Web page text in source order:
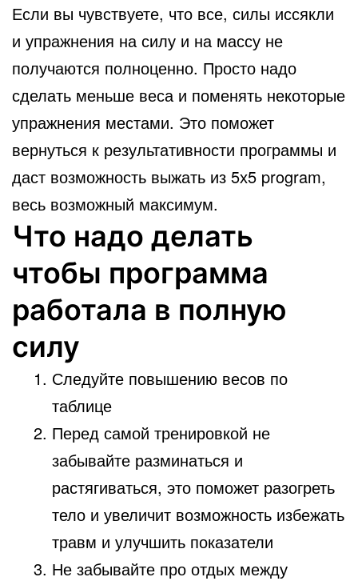
Если вы чувствуете, что все, силы иссякли
и упражнения на силу и на массу не
получаются полноценно. Просто надо
сделать меньше веса и поменять некоторые
упражнения местами. Это поможет
вернуться к результативности программы и
даст возможность выжать из 5х5 program,
весь возможный максимум.
Что надо делать
чтобы программа
работала в полную
силу
Следуйте повышению весов по
таблице
Перед самой тренировкой не
забывайте разминаться и
растягиваться, это поможет разогреть
тело и увеличит возможность избежать
травм и улучшить показатели
Не забывайте про отдых между